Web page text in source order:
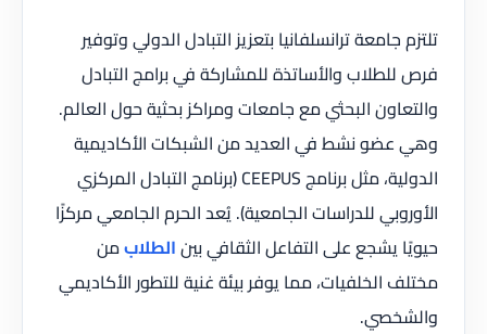
تلتزم جامعة ترانسلفانيا بتعزيز التبادل الدولي وتوفير
فرص للطلاب والأساتذة للمشاركة في برامج التبادل
والتعاون البحثي مع جامعات ومراكز بحثية حول العالم.
وهي عضو نشط في العديد من الشبكات الأكاديمية
الدولية، مثل برنامج CEEPUS (برنامج التبادل المركزي
الأوروبي للدراسات الجامعية). يُعد الحرم الجامعي مركزًا
حيويًا يشجع على التفاعل الثقافي بينالطلابمن
مختلف الخلفيات، مما يوفر بيئة غنية للتطور الأكاديمي
والشخصي.